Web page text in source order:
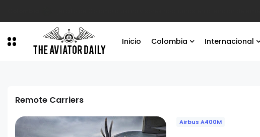
Inicio Colombia Internacional
Remote Carriers
Airbus A400M